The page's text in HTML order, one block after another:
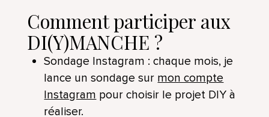
Comment participer aux
DI(Y)MANCHE ?
Sondage Instagram : chaque mois, je
lance un sondage sur mon compte
Instagram pour choisir le projet DIY à
réaliser.